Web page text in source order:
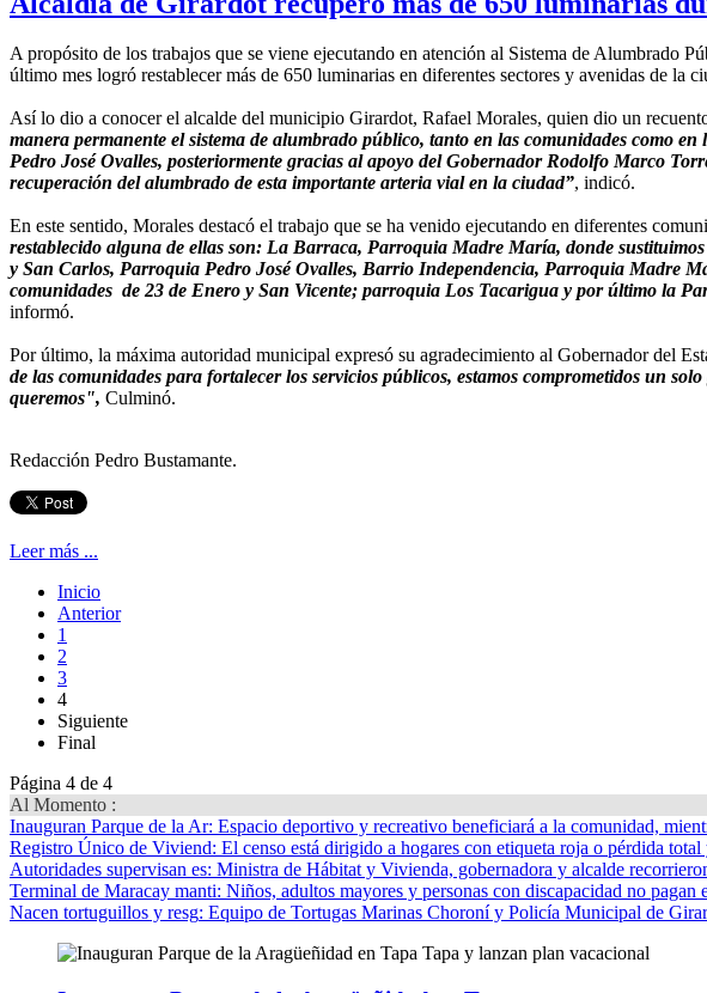
A propósito de los trabajos que se viene ejecutando en atención al Sistema de Alumbrado
último mes logró restablecer más de 650 luminarias en diferentes sectores y avenidas de la
Así lo dio a conocer el alcalde del municipio Girardot, Rafael Morales, quien dio un
manera permanente el sistema de alumbrado público, tanto en las comunidades como
Pedro José Ovalles, posteriormente gracias al apoyo del Gobernador Rodolfo Marco
recuperación del alumbrado de esta importante arteria vial en la ciudad”, indicó.
En este sentido, Morales destacó el trabajo que se ha venido ejecutando en diferentes
restablecido alguna de ellas son: La Barraca, Parroquia Madre María, donde
y San Carlos, Parroquia Pedro José Ovalles, Barrio Independencia, Parroquia Madre
comunidades de 23 de Enero y San Vicente; parroquia Los Tacarigua y por último la
informó.
Por último, la máxima autoridad municipal expresó su agradecimiento al Gobernador del
de las comunidades para fortalecer los servicios públicos, estamos comprometidos un
queremos", Culminó.
Redacción Pedro Bustamante.
Leer más ...
Inicio
Anterior
1
2
3
4
Siguiente
Final
Página 4 de 4
Al Momento :
Inauguran Parque de la Ar: Espacio deportivo y recreativo beneficiará a la comunidad,
Registro Único de Viviend: El censo está dirigido a hogares con etiqueta roja o pérdida total
Autoridades supervisan es: Ministra de Hábitat y Vivienda, gobernadora y alcalde
Terminal de Maracay manti: Niños, adultos mayores y personas con discapacidad no pagan
Nacen tortuguillos y resg: Equipo de Tortugas Marinas Choroní y Policía Municipal de